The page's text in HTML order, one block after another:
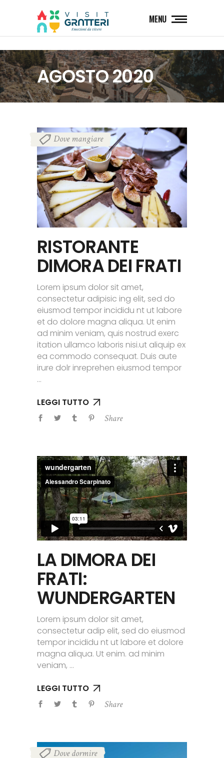
MENU
AGOSTO 2020
Dove mangiare
RISTORANTE
DIMORA DEI FRATI
Lorem ipsum dolor sit amet,
consectetur adipisic ing elit, sed do
eiusmod tempor incididu nt ut labore
et do dolore magna aliqua. Ut enim
ad minim veniam, quis nostrud exerc
itation ullamco laboris nisi.ut aliquip ex
ea commodo consequat. Duis aute
irure dolr inreprehen eiusmod tempor
LEGGI TUTTO
Share
LA DIMORA DEI
FRATI:
WUNDERGARTEN
Lorem ipsum dolor sit amet,
consectetur adip elit, sed do eiusmod
tempor incididu nt ut labore et dolore
magna aliqua. Ut enim. ad minim
veniam,
LEGGI TUTTO
Share
Dove dormire